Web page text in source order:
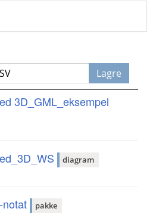
Lagre
3D_GML_eksempel
diagram
notat pakke